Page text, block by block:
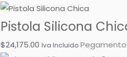
Pistola Silicona
$24,175.00 Iva Incluido Pegamento
precios:
desde
hasta
precios:
desde
hasta